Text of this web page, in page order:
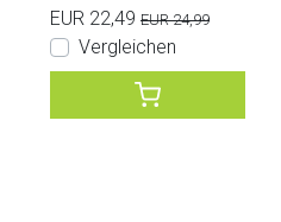
EUR 22,49 EUR 24,99
Vergleichen